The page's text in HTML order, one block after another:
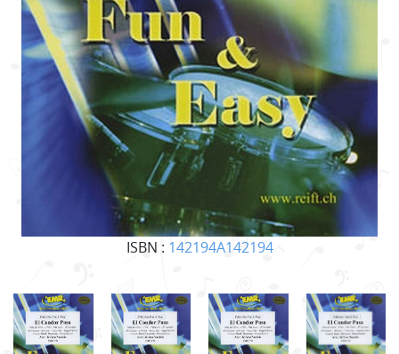
ISBN : 142194A142194